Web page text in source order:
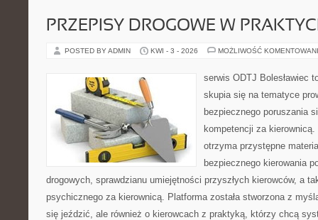
PRZEPISY DROGOWE W
POSTED BY ADMIN KWI - 3 - 2026 MOŻLIWOŚĆ
serwis ODTJ Bolesławiec
skupia się na tematyce
bezpiecznego poruszania
kompetencji za
otrzyma przystępne
bezpiecznego kierowania
drogowych, sprawdzianu umiejętności przyszłych kierowców, a
psychicznego za kierownicą. Platforma została stworzona z
się jeździć, ale również o kierowcach z praktyką, którzy chcą